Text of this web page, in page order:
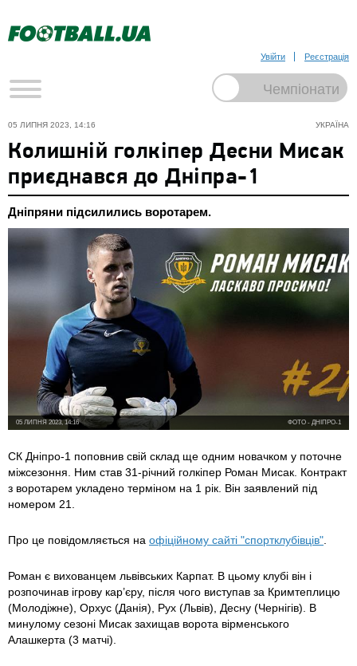
Увійти Реєстрація
УКРАЇНА
05 ЛИПНЯ 2023, 14:16
Колишній голкіпер Десни Мисак
приєднався до Дніпра-1
Дніпряни підсилились воротарем.
ФОТО - ДНІПРО-1
05 ЛИПНЯ 2023, 14:16
СК Дніпро-1 поповнив свій склад ще одним новачком у поточне
міжсезоння. Ним став 31-річний голкіпер Роман Мисак. Контракт
з воротарем укладено терміном на 1 рік. Він заявлений під
номером 21.
Про це повідомляється на офіційному сайті "спортклубівців".
Роман є вихованцем львівських Карпат. В цьому клубі він і
розпочинав ігрову кар’єру, після чого виступав за Кримтеплицю
(Молодіжне), Орхус (Данія), Рух (Львів), Десну (Чернігів). В
минулому сезоні Мисак захищав ворота вірменського
Алашкерта (3 матчі).